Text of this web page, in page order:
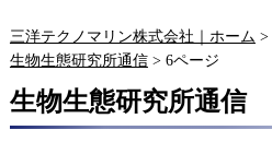
三洋テクノマリン株式会社｜ホーム >
生物生態研究所通信 > 6ページ
生物生態研究所通信